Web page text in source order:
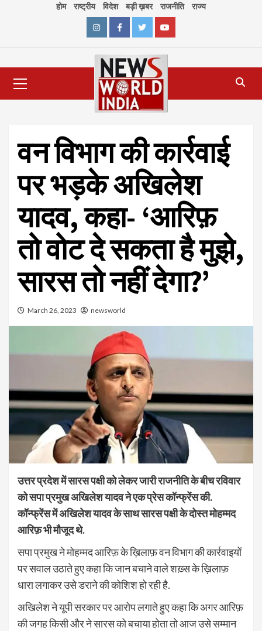
होम राष्ट्रीय विदेश बड़ी ख़बर राजनीति राज्य
InstagramFacebookTwitterYoutube
Menu
वन विभाग की कार्रवाई
पर भड़के अखिलेश
यादव, कहा- ‘आरिफ़
तो वोट दे सकता है मुझे,
सारस तो नहीं देगा?’
March 26, 2023 newsworld
उत्तर प्रदेश में सारस पक्षी को लेकर जारी राजनीति के बीच रविवार
को सपा प्रमुख अखिलेश यादव ने एक प्रेस कॉन्फ्रेंस की.
कॉन्फ्रेंस में अखिलेश यादव के साथ सारस पक्षी के दोस्त मोहम्मद
आरिफ़ भी मौजूद थे.
सपा प्रमुख ने मोहम्मद आरिफ़ के ख़िलाफ़ वन विभाग की कार्रवाइयों
पर सवाल उठाते हुए कहा कि जान बचाने वाले शख़्स के ख़िलाफ़
धारा लगाकर उसे डराने की कोशिश हो रही है.
अखिलेश ने यूपी सरकार पर आरोप लगाते हुए कहा कि अगर आरिफ़
की जगह किसी और ने सारस को बचाया होता तो आज उसे सम्मान